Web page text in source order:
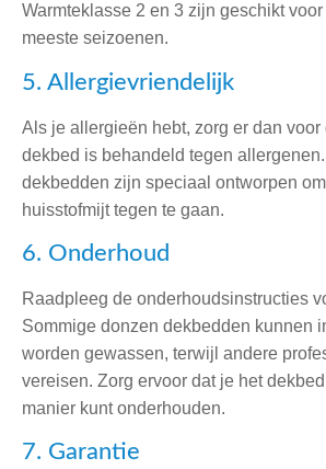
Warmteklasse 2 en 3 zijn geschikt
meeste seizoenen.
5. Allergievriendelijk
Als je allergieën hebt, zorg er dan voor
dekbed is behandeld tegen
dekbedden zijn speciaal ontworpen
huisstofmijt tegen te gaan.
6. Onderhoud
Raadpleeg de onderhoudsinstructies
Sommige donzen dekbedden kunnen
worden gewassen, terwijl andere
vereisen. Zorg ervoor dat je het
manier kunt onderhouden.
7. Garantie